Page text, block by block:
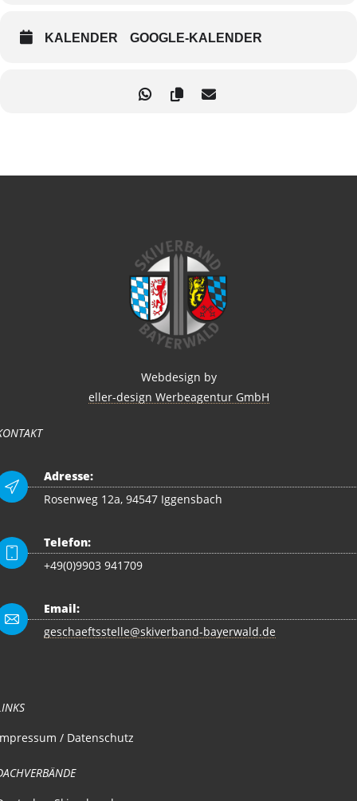
KALENDER GOOGLE-KALENDER
Webdesign by
eller-design Werbeagentur GmbH
Adresse:
Rosenweg 12a, 94547 Iggensbach
Telefon:
+49(0)9903 941709
Email:
geschaeftsstelle@skiverband-bayerwald.de
/ Datenschutz